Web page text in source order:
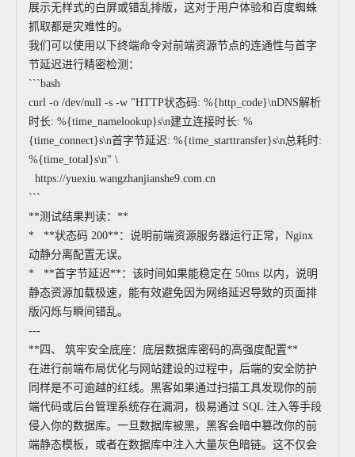
展示无样式的白屏或错乱排版，这对于用户体验和百度蜘蛛
抓取都是灾难性的。
我们可以使用以下终端命令对前端资源节点的连通性与首字
节延迟进行精密检测：
```bash
curl -o /dev/null -s -w "HTTP状态码: %{http_code}\nDNS解析
时长: %{time_namelookup}s\n建立连接时长: %
{time_connect}s\n首字节延迟: %{time_starttransfer}s\n总耗时:
%{time_total}s\n" \
https://yuexiu.wangzhanjianshe9.com.cn
```
**测试结果判读：**
* **状态码 200**：说明前端资源服务器运行正常，Nginx
动静分离配置无误。
* **首字节延迟**：该时间如果能稳定在 50ms 以内，说明
静态资源加载极速，能有效避免因为网络延迟导致的页面排
版闪烁与瞬间错乱。
---
**四、 筑牢安全底座：底层数据库密码的高强度配置**
在进行前端布局优化与网站建设的过程中，后端的安全防护
同样是不可逾越的红线。黑客如果通过扫描工具发现你的前
端代码或后台管理系统存在漏洞，极易通过 SQL 注入等手段
侵入你的数据库。一旦数据库被黑，黑客会暗中篡改你的前
端静态模板，或者在数据库中注入大量灰色暗链。这不仅会